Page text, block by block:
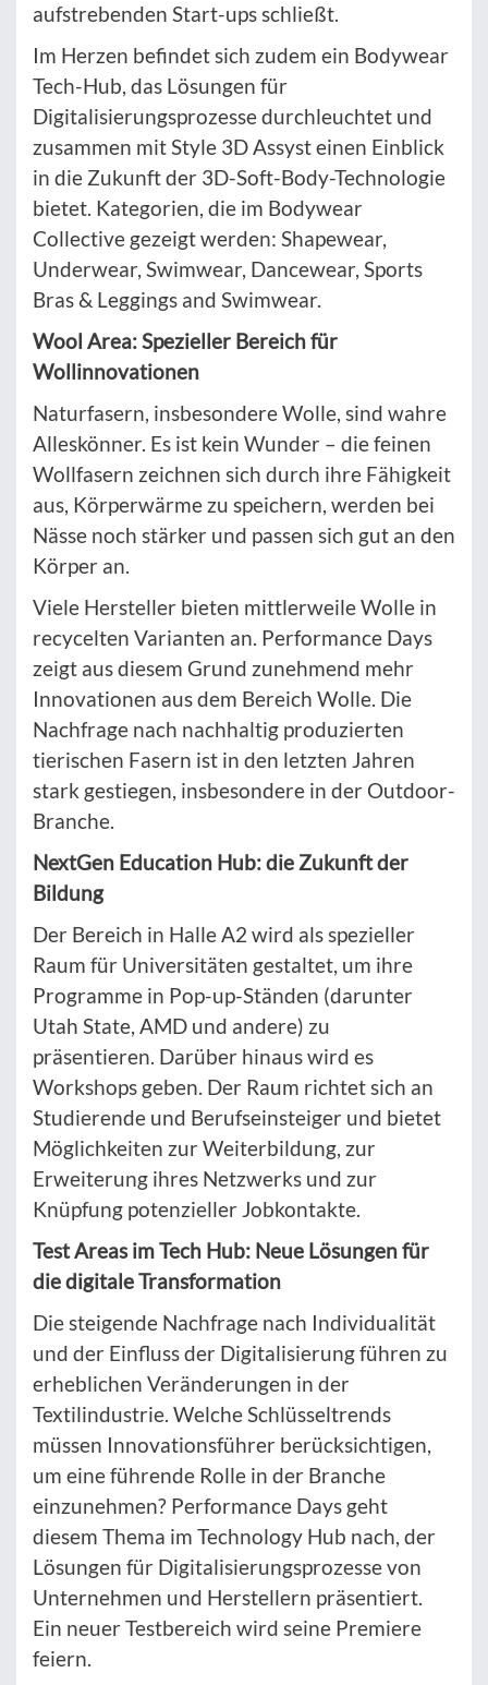
aufstrebenden Start-ups schließt.
Im Herzen befindet sich zudem ein Bodywear
Tech-Hub, das Lösungen für
Digitalisierungsprozesse durchleuchtet und
zusammen mit Style 3D Assyst einen Einblick
in die Zukunft der 3D-Soft-Body-Technologie
bietet. Kategorien, die im Bodywear
Collective gezeigt werden: Shapewear,
Underwear, Swimwear, Dancewear, Sports
Bras & Leggings and Swimwear.
Wool Area: Spezieller Bereich für
Wollinnovationen
Naturfasern, insbesondere Wolle, sind wahre
Alleskönner. Es ist kein Wunder – die feinen
Wollfasern zeichnen sich durch ihre Fähigkeit
aus, Körperwärme zu speichern, werden bei
Nässe noch stärker und passen sich gut an den
Körper an.
Viele Hersteller bieten mittlerweile Wolle in
recycelten Varianten an. Performance Days
zeigt aus diesem Grund zunehmend mehr
Innovationen aus dem Bereich Wolle. Die
Nachfrage nach nachhaltig produzierten
tierischen Fasern ist in den letzten Jahren
stark gestiegen, insbesondere in der Outdoor-
Branche.
NextGen Education Hub: die Zukunft der
Bildung
Der Bereich in Halle A2 wird als spezieller
Raum für Universitäten gestaltet, um ihre
Programme in Pop-up-Ständen (darunter
Utah State, AMD und andere) zu
präsentieren. Darüber hinaus wird es
Workshops geben. Der Raum richtet sich an
Studierende und Berufseinsteiger und bietet
Möglichkeiten zur Weiterbildung, zur
Erweiterung ihres Netzwerks und zur
Knüpfung potenzieller Jobkontakte.
Test Areas im Tech Hub: Neue Lösungen für
die digitale Transformation
Die steigende Nachfrage nach Individualität
und der Einfluss der Digitalisierung führen zu
erheblichen Veränderungen in der
Textilindustrie. Welche Schlüsseltrends
müssen Innovationsführer berücksichtigen,
um eine führende Rolle in der Branche
einzunehmen? Performance Days geht
diesem Thema im Technology Hub nach, der
Lösungen für Digitalisierungsprozesse von
Unternehmen und Herstellern präsentiert.
Ein neuer Testbereich wird seine Premiere
feiern.